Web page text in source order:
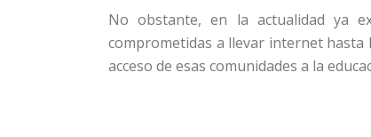
No obstante, en la actualidad ya
comprometidas a llevar internet hasta
acceso de esas comunidades a la